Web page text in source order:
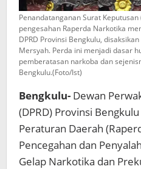
Penandatanganan Surat
pengesahan Raperda Narkotika
DPRD Provinsi Bengkulu,
Mersyah. Perda ini menjadi dasar
pemberatasan narkoba dan
Bengkulu.(Foto/Ist)
Bengkulu- Dewan
(DPRD) Provinsi
Peraturan Daerah
Pencegahan dan
Gelap Narkotika dan